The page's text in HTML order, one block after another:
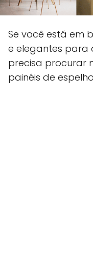
Se você está em
e elegantes para
precisa procurar
painéis de